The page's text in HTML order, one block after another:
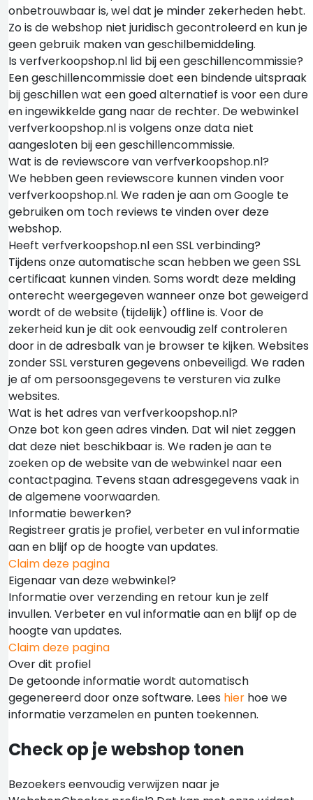
onbetrouwbaar is, wel dat je minder zekerheden hebt.
Zo is de webshop niet juridisch gecontroleerd en kun je
geen gebruik maken van geschilbemiddeling.
Is verfverkoopshop.nl lid bij een geschillencommissie?
Een geschillencommissie doet een bindende uitspraak
bij geschillen wat een goed alternatief is voor een dure
en ingewikkelde gang naar de rechter. De webwinkel
verfverkoopshop.nl is volgens onze data niet
aangesloten bij een geschillencommissie.
Wat is de reviewscore van verfverkoopshop.nl?
We hebben geen reviewscore kunnen vinden voor
verfverkoopshop.nl. We raden je aan om Google te
gebruiken om toch reviews te vinden over deze
webshop.
Heeft verfverkoopshop.nl een SSL verbinding?
Tijdens onze automatische scan hebben we geen SSL
certificaat kunnen vinden. Soms wordt deze melding
onterecht weergegeven wanneer onze bot geweigerd
wordt of de website (tijdelijk) offline is. Voor de
zekerheid kun je dit ook eenvoudig zelf controleren
door in de adresbalk van je browser te kijken. Websites
zonder SSL versturen gegevens onbeveiligd. We raden
je af om persoonsgegevens te versturen via zulke
websites.
Wat is het adres van verfverkoopshop.nl?
Onze bot kon geen adres vinden. Dat wil niet zeggen
dat deze niet beschikbaar is. We raden je aan te
zoeken op de website van de webwinkel naar een
contactpagina. Tevens staan adresgegevens vaak in
de algemene voorwaarden.
Informatie bewerken?
Registreer gratis je profiel, verbeter en vul informatie
aan en blijf op de hoogte van updates.
Claim deze pagina
Eigenaar van deze webwinkel?
Informatie over verzending en retour kun je zelf
invullen. Verbeter en vul informatie aan en blijf op de
hoogte van updates.
Claim deze pagina
Over dit profiel
De getoonde informatie wordt automatisch
gegenereerd door onze software. Lees hier hoe we
informatie verzamelen en punten toekennen.
Check op je webshop tonen
Bezoekers eenvoudig verwijzen naar je